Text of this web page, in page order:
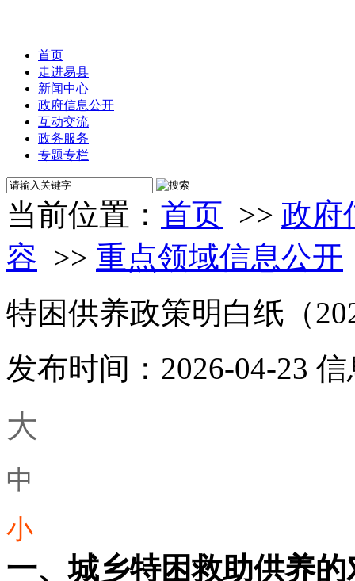
首页
走进易县
新闻中心
政府信息公开
互动交流
政务服务
专题专栏
当前位置： 首页 >> 政府
容 >> 重点领域信息公开
特困供养政策明白纸（
发布时间：2026-04-23
大
中
小
一、城乡特困救助供养的